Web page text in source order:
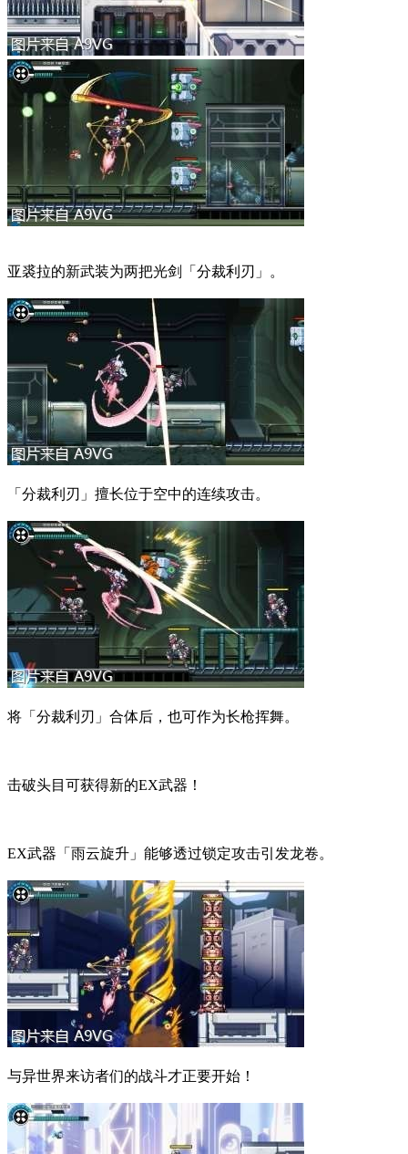
亚裘拉的新武装为两把光剑「分裁利刃」。
「分裁利刃」擅长位于空中的连续攻击。
将「分裁利刃」合体后，也可作为长枪挥舞。
击破头目可获得新的EX武器！
EX武器「雨云旋升」能够透过锁定攻击引发龙卷。
与异世界来访者们的战斗才正要开始！